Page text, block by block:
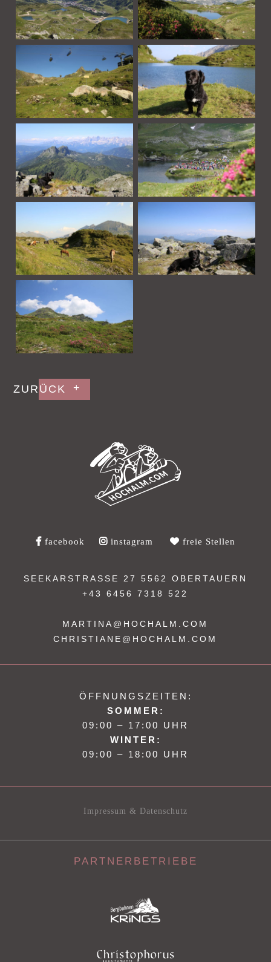
Gutschein kaufen
Unvergessen
Jobangebote
ZURÜCK
facebook instagram freie Stellen
SEEKARSTRASSE 27
5562 OBERTAUERN
+43 6456 7318 522
MARTINA@HOCHALM.COM
CHRISTIANE@HOCHALM.COM
ÖFFNUNGSZEITEN:
SOMMER:
09:00 – 17:00 UHR
WINTER:
09:00 – 18:00 UHR
Impressum & Datenschutz
PARTNERBETRIEBE